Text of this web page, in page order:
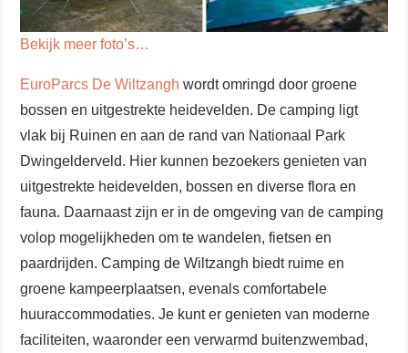
Bekijk meer foto’s…
EuroParcs De Wiltzangh wordt omringd door groene
bossen en uitgestrekte heidevelden. De camping ligt
vlak bij Ruinen en aan de rand van Nationaal Park
Dwingelderveld. Hier kunnen bezoekers genieten van
uitgestrekte heidevelden, bossen en diverse flora en
fauna. Daarnaast zijn er in de omgeving van de camping
volop mogelijkheden om te wandelen, fietsen en
paardrijden. Camping de Wiltzangh biedt ruime en
groene kampeerplaatsen, evenals comfortabele
huuraccommodaties. Je kunt er genieten van moderne
faciliteiten, waaronder een verwarmd buitenzwembad,